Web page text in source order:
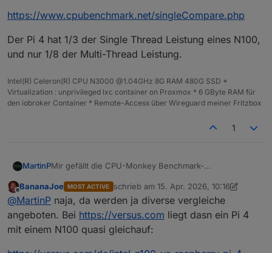
https://www.cpubenchmark.net/singleCompare.php
Der Pi 4 hat 1/3 der Single Thread Leistung eines N100,
und nur 1/8 der Multi-Thread Leistung.
Intel(R) Celeron(R) CPU N3000 @1.04GHz 8G RAM 480G SSD *
Virtualization : unprivileged lxc container on Proxmox * 6 GByte RAM für
den iobroker Container * Remote-Access über Wireguard meiner Fritzbox
1
MartinPMir gefällt die CPU-Monkey Benchmark-
Da steckt mir zu viel Grafikleistung drin. In der Regel
wird der iobroker ja auf einem "Headless" System
betrieben...
https://www.cpubenchmark.net/singleCompare.php
Der Pi 4 hat 1/3 der Single Thread Leistung eines N100,
und nur 1/8 der Multi-Thread Leistung.
Offline
BananaJoe MOST ACTIVE schrieb am 15. Apr. 2026, 10:16
zuletzt editiert von BananaJoe
@MartinP naja, da werden ja diverse vergleiche
angeboten. Bei https://versus.com liegt dasn ein Pi 4
mit einem N100 quasi gleichauf: